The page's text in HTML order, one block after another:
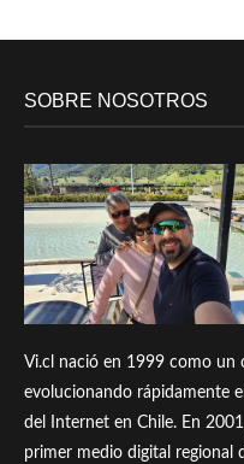
SOBRE NOSOTROS
Vi.cl nació en 1999 como un
evolucionando rápidamente
del Internet en Chile. En
primer medio digital regional